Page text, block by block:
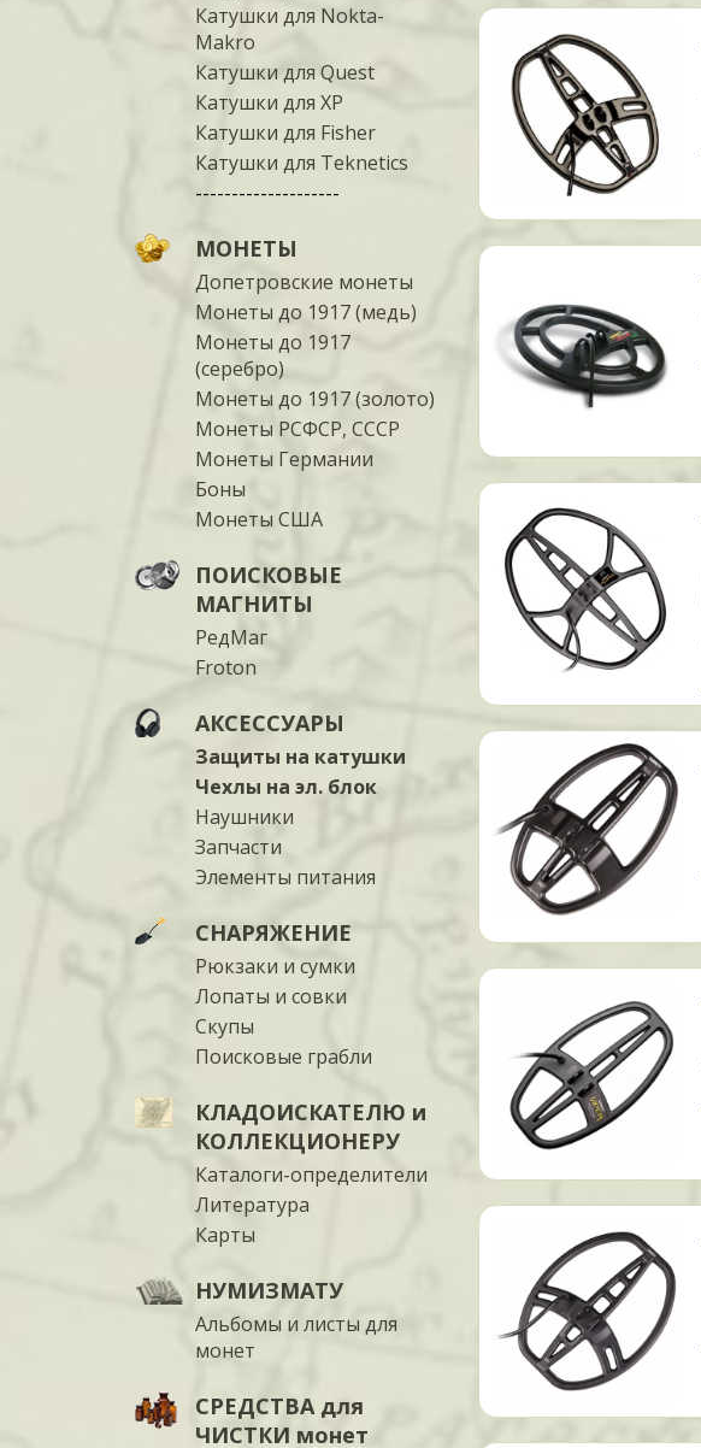
Катушки для Nokta-
Makro
Катушки для Quest
Катушки для XP
Катушки для Fisher
Катушки для Teknetics
--------------------
МОНЕТЫ
Допетровские монеты
Монеты до 1917 (медь)
Монеты до 1917
(серебро)
Монеты до 1917 (золото)
Монеты РСФСР, СССР
Монеты Германии
Боны
Монеты США
ПОИСКОВЫЕ
МАГНИТЫ
РедМаг
Froton
АКСЕССУАРЫ
Защиты на катушки
Чехлы на эл. блок
Наушники
Запчасти
Элементы питания
СНАРЯЖЕНИЕ
Рюкзаки и сумки
Лопаты и совки
Скупы
Поисковые грабли
КЛАДОИСКАТЕЛЮ и
КОЛЛЕКЦИОНЕРУ
Каталоги-определители
Литература
Карты
НУМИЗМАТУ
Альбомы и листы для
монет
СРЕДСТВА для
ЧИСТКИ монет